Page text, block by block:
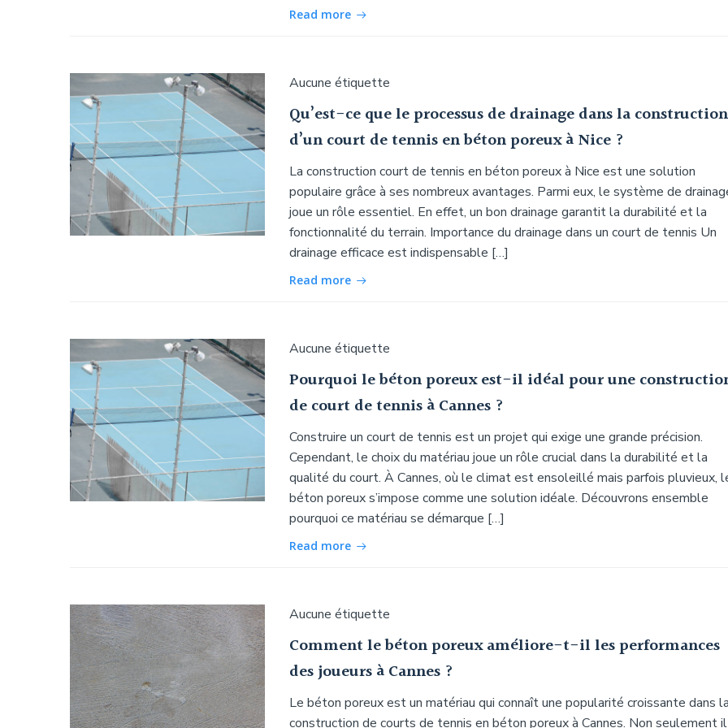
Read more
Aucune étiquette
Qu’est-ce que le processus de drainage dans la construction
d’un court de tennis en béton poreux à Nice ?
La construction court de tennis en béton poreux à Nice est une solution
populaire grâce à ses nombreux avantages. Parmi eux, le système de
joue un rôle essentiel. En effet, un bon drainage garantit la durabilité et la
fonctionnalité du terrain. Importance du drainage dans un court de tennis Un
drainage efficace est indispensable […]
Read more
Aucune étiquette
Pourquoi le béton poreux est-il idéal pour une
de court de tennis à Cannes ?
Construire un court de tennis est un projet qui exige une grande précision.
Cependant, le choix du matériau joue un rôle crucial dans la durabilité et la
qualité du court. À Cannes, où le climat est ensoleillé mais parfois pluvieux,
béton poreux s’impose comme une solution idéale. Découvrons ensemble
pourquoi ce matériau se démarque […]
Read more
Aucune étiquette
Comment le béton poreux améliore-t-il les performances
des joueurs à Cannes ?
Le béton poreux est un matériau qui connaît une popularité croissante dans
construction de courts de tennis en béton poreux à Cannes. Non seulement il